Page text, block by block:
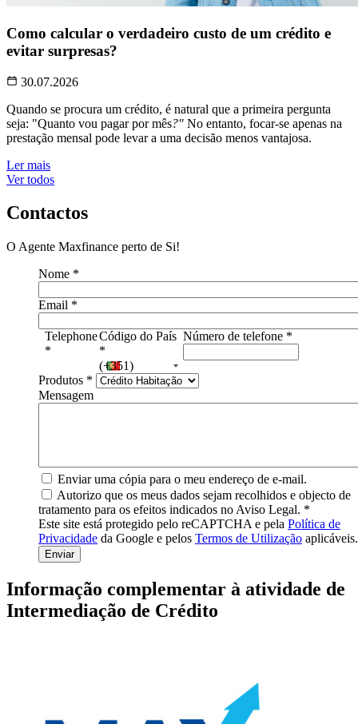
Como calcular o verdadeiro custo de um crédito e
evitar surpresas?
30.07.2026
Quando se procura um crédito, é natural que a primeira pergunta
seja: "Quanto vou pagar por mês?" No entanto, focar-se apenas na
prestação mensal pode levar a uma decisão menos vantajosa.
Ler mais
Ver todos
Contactos
O Agente Maxfinance perto de Si!
Nome *
Email *
Telephone
*
Código do País
*
(+351)
Número de telefone *
Produtos *
Mensagem
Enviar uma cópia para o meu endereço de e-mail.
Autorizo que os meus dados sejam recolhidos e objecto de
tratamento para os efeitos indicados no Aviso Legal. *
Este site está protegido pelo reCAPTCHA e pela Política de
Privacidade da Google e pelos Termos de Utilização aplicáveis.
Informação complementar à atividade de
Intermediação de Crédito